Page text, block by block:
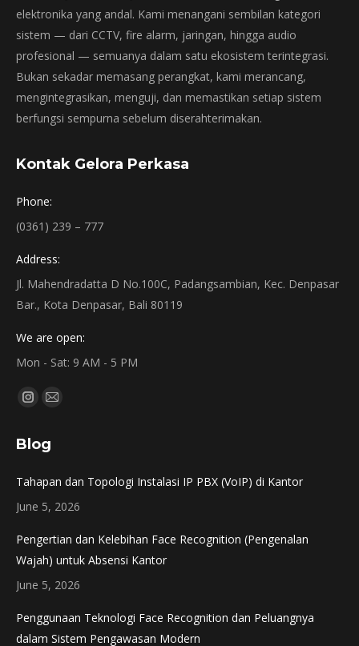
elektronika yang andal. Kami menangani sembilan kategori
sistem — dari CCTV, fire alarm, jaringan, hingga audio
profesional — semuanya dalam satu ekosistem terintegrasi.
Bukan sekadar memasang perangkat, kami merancang,
mengintegrasikan, menguji, dan memastikan setiap sistem
berfungsi sempurna sebelum diserahterimakan.
Kontak Gelora Perkasa
Phone:
(0361) 239 – 777
Address:
Jl. Mahendradatta D No.100C, Padangsambian, Kec. Denpasar
Bar., Kota Denpasar, Bali 80119
We are open:
Mon - Sat: 9 AM - 5 PM
Find us on:
Instagram
opens
new
window
Mail
new
window
Blog
Tahapan dan Topologi Instalasi IP PBX (VoIP) di Kantor
June 5, 2026
Pengertian dan Kelebihan Face Recognition (Pengenalan
Wajah) untuk Absensi Kantor
June 5, 2026
Penggunaan Teknologi Face Recognition dan Peluangnya
dalam Sistem Pengawasan Modern